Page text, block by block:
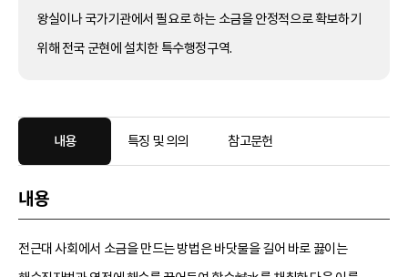
왕실이나 국가기관에서 필요로 하는 소금을 안정적으로 확보하기
위해 전국 군현에 설치한 특수행정구역.
내용 특징 및 의의 참고문헌
내용
전근대 사회에서 소금을 만드는 방법은 바닷물을 길어 바로 끓이는